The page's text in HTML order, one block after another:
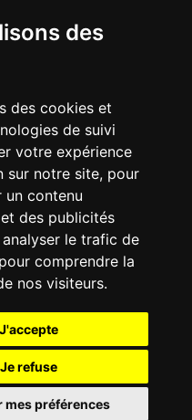
des
des cookies et
de suivi
votre expérience
sur notre site, pour
un contenu
des publicités
le trafic de
comprendre la
nos visiteurs.
J'accepte
Je refuse
mes préférences
promotions et nouveautés !